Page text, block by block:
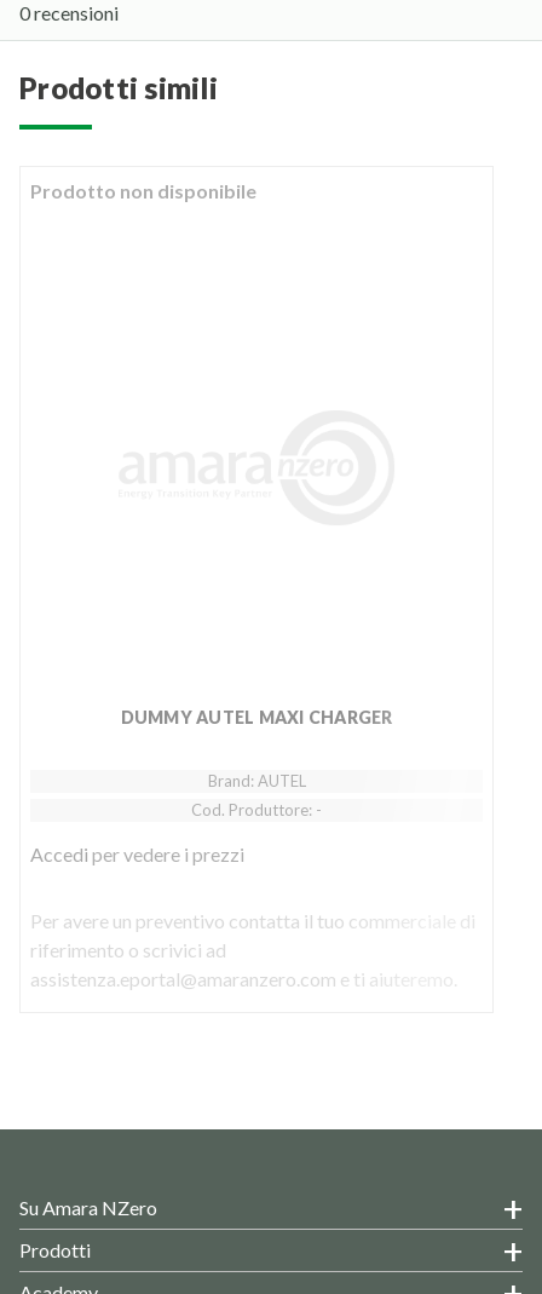
0 recensioni
prodotti simili
Prodotto non disponibile
DUMMY AUTEL MAXI CHARGER
Brand: AUTEL
Cod. Produttore: -
Accedi per vedere i prezzi
Per avere un preventivo contatta il tuo commerciale di
riferimento o scrivici ad
assistenza.eportal@amaranzero.com e ti aiuteremo.
Su Amara NZero
Prodotti